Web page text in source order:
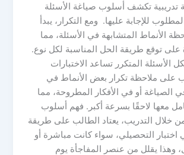
تدريبية تكشف أسلوب صياغة الأسئلة
للإجابة عليها. ومع التكرار، يبدأ
الأنماط المتشابهة في الأسئلة، مما
على توقع طريقة الحل المناسبة لكل نوع.
المتكرر تساعد الاختبارات
على ملاحظة تكرار بعض الأنماط في
الصياغة أو في الأفكار المطروحة، مما
معها لاحقًا بسرعة أكبر. فهم أسلوب
من خلال التدريب، يعتاد الطالب على طريقة
اختبار التحصيلي، سواء كانت مباشرة أو
وهذا يقلل من عنصر المفاجأة يوم